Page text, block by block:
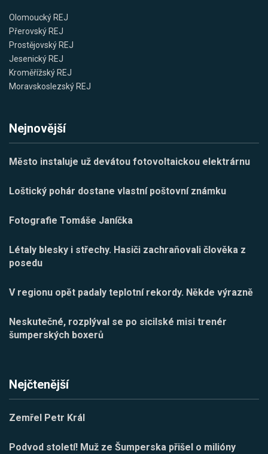
Olomoucký REJ
Přerovský REJ
Prostějovský REJ
Jesenický REJ
Kroměřížský REJ
Moravskoslezský REJ
Nejnovější
Město instaluje už devátou fotovoltaickou elektrárnu
Loštický pohár dostane vlastní poštovní známku
Fotografie Tomáše Janíčka
Létaly blesky i střechy. Hasiči zachraňovali člověka z
posedu
V regionu opět padaly teplotní rekordy. Někde výrazně
Neskutečné, rozplýval se po sicilské misi trenér
šumperských boxerů
Nejčtenější
Zemřel Petr Král
Podvod století! Muž ze Šumperska přišel o milióny